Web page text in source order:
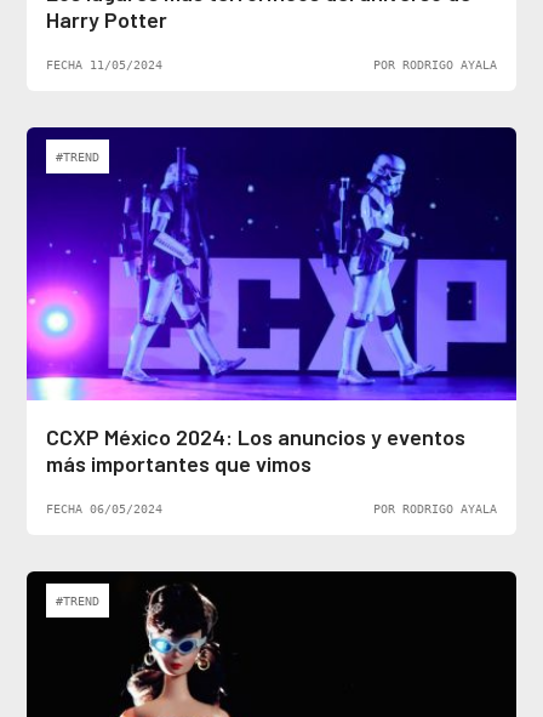
Harry Potter
FECHA 11/05/2024 POR RODRIGO AYALA
#TREND
CCXP México 2024: Los anuncios y eventos
más importantes que vimos
FECHA 06/05/2024 POR RODRIGO AYALA
#TREND